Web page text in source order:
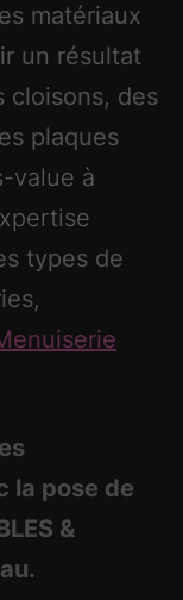
matériaux
un résultat
cloisons, des
plaques
value à
types de
la pose de
&